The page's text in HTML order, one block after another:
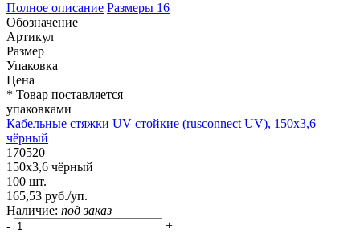
Полное описание Размеры 16
Обозначение
Артикул
Размер
Упаковка
Цена
* Товар поставляется
упаковками
Кабельные стяжки UV стойкие (rusconnect UV), 150х3,6
чёрный
170520
150х3,6 чёрный
100 шт.
165,53 руб./уп.
Наличие: под заказ
-
+